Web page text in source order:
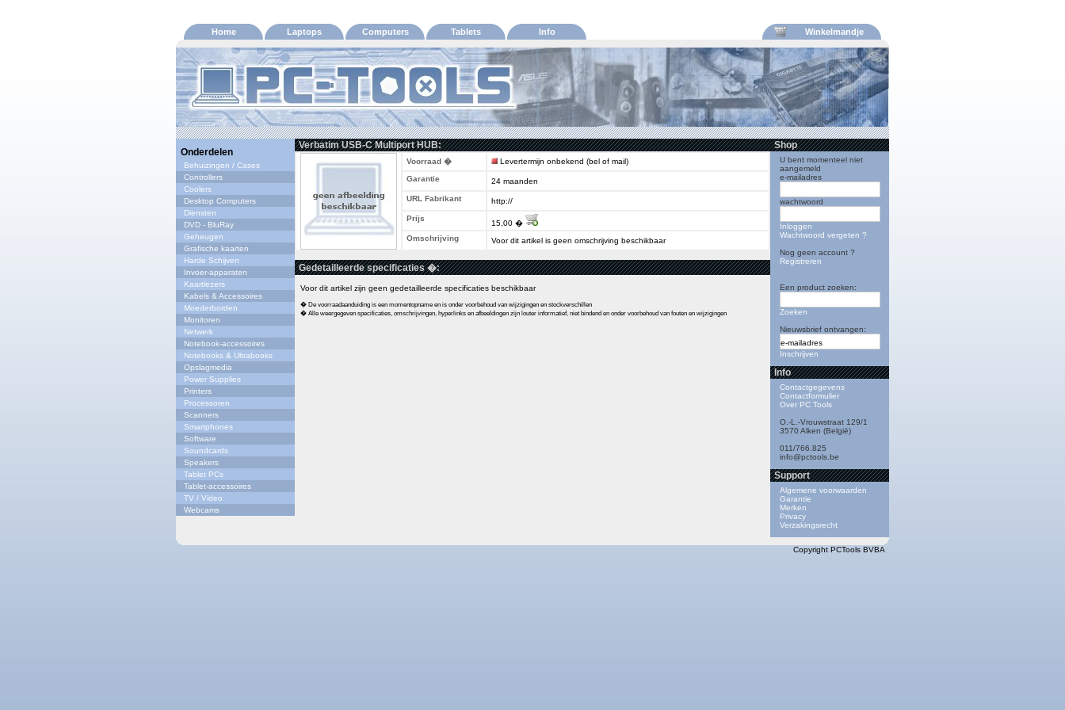
Home Laptops Computers Tablets Info Winkelmandje
Onderdelen
Behuizingen / Cases
Controllers
Coolers
Desktop Computers
Diensten
DVD - BluRay
Geheugen
Grafische kaarten
Harde Schijven
Invoer-apparaten
Kaartlezers
Kabels & Accessoires
Moederborden
Monitoren
Netwerk
Notebook-accessoires
Notebooks & Ultrabooks
Opslagmedia
Power Supplies
Printers
Processoren
Scanners
Smartphones
Software
Soundcards
Speakers
Tablet PCs
Tablet-accessoires
TV / Video
Webcams
Verbatim USB-C Multiport HUB:
Voorraad �
Levertermijn onbekend (bel of mail)
Garantie
24 maanden
URL Fabrikant
http://
Prijs
15,00 �
Omschrijving
Voor dit artikel is geen omschrijving beschikbaar
Gedetailleerde specificaties �:
Voor dit artikel zijn geen gedetailleerde specificaties beschikbaar
� De voorraadaanduiding is een momentopname en is onder voorbehoud van wijzigingen en stockverschillen
� Alle weergegeven specificaties, omschrijvingen, hyperlinks en afbeeldingen zijn louter informatief, niet bindend en onder voorbehoud van fouten en wijzigingen
Shop
U bent momenteel niet
aangemeld
e-mailadres
wachtwoord
Inloggen
Wachtwoord vergeten ?
Nog geen account ?
Registreren
Een product zoeken:
Zoeken
Nieuwsbrief ontvangen:
Inschrijven
Info
Contactgegevens
Contactformulier
Over PC Tools
O.-L.-Vrouwstraat 129/1
3570 Alken (België)
011/766.825
info@pctools.be
Support
Algemene voorwaarden
Garantie
Merken
Privacy
Verzakingsrecht
Copyright PCTools BVBA